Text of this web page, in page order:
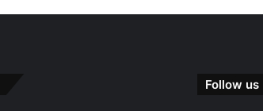
Follow us